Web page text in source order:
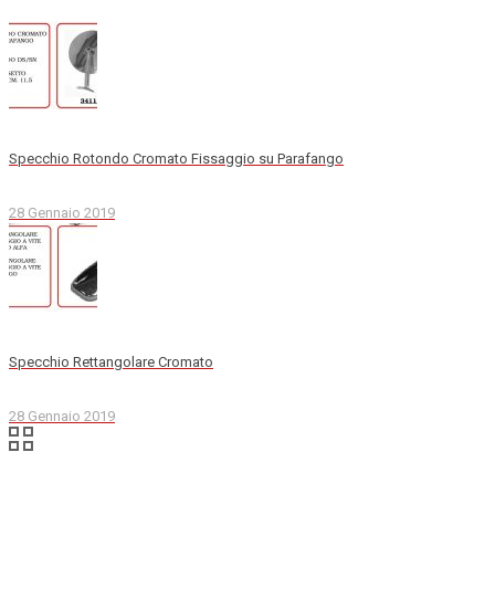
Specchio Rotondo Cromato Fissaggio su Parafango
28 Gennaio 2019
Specchio Rettangolare Cromato
28 Gennaio 2019